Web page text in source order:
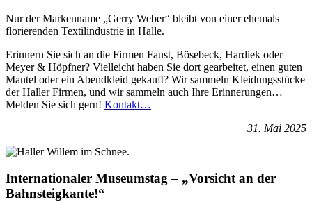
Nur der Markenname „Gerry Weber“ bleibt von einer ehemals
florierenden Textilindustrie in Halle.
Erinnern Sie sich an die Firmen Faust, Bösebeck, Hardiek oder
Meyer & Höpfner? Vielleicht haben Sie dort gearbeitet, einen guten
Mantel oder ein Abendkleid gekauft? Wir sammeln Kleidungsstücke
der Haller Firmen, und wir sammeln auch Ihre Erinnerungen…
Melden Sie sich gern! Kontakt…
31. Mai 2025
Internationaler Museumstag – „Vorsicht an der
Bahnsteigkante!“